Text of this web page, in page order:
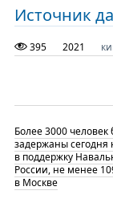
Источник
395 2021
Более 3000 человек
задержаны сегодня
в поддержку
России, не менее
в Москве